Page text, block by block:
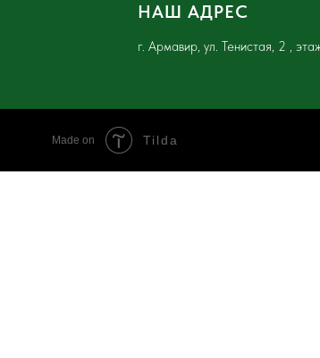
НАШ АДРЕС
г. Армавир, ул. Тенистая, 2 ,
Made on Tilda